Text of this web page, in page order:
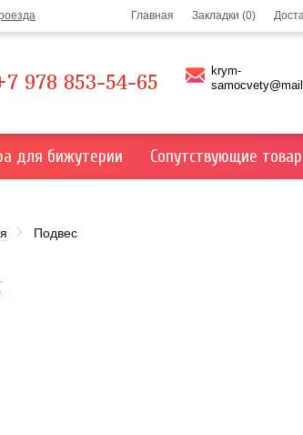
Главная Закладки (0)
978 853-54-65
krym-
для бижутерии Сопутствующие
Подвес